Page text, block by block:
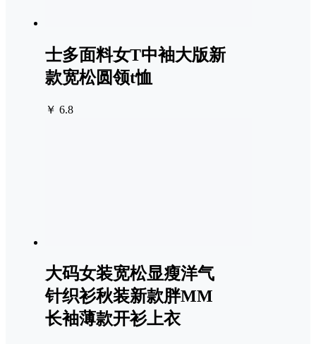
士多面料女T中袖大版新
款宽松圆领t恤
￥ 6.8
大码女装宽松显瘦洋气
针织衫秋装新款胖MM
长袖薄款开衫上衣